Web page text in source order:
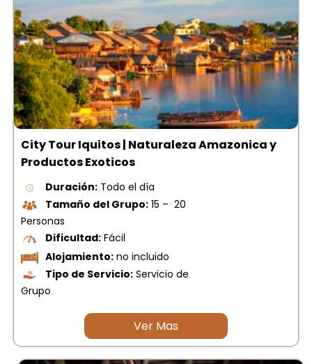
City Tour Iquitos | Naturaleza Amazonica y
Productos Exoticos
Duración: Todo el día
Tamaño del Grupo: 15 – 20
Personas
Dificultad: Fácil
Alojamiento: no incluido
Tipo de Servicio: Servicio de
Grupo
Ver Mas